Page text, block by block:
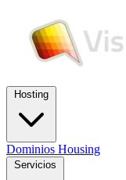
Hosting
Dominios Housing
Servicios